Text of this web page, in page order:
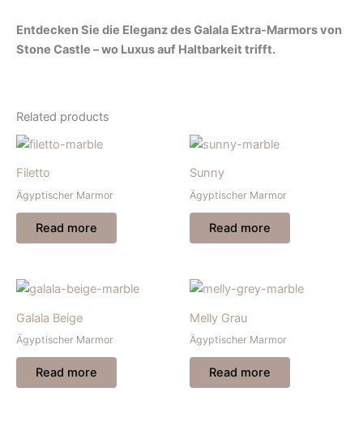
Entdecken Sie die Eleganz des Galala Extra-Marmors von
Stone Castle – wo Luxus auf Haltbarkeit trifft.
Related products
Filetto
Ägyptischer Marmor
Read more
Sunny
Ägyptischer Marmor
Read more
Galala Beige
Ägyptischer Marmor
Read more
Melly Grau
Ägyptischer Marmor
Read more